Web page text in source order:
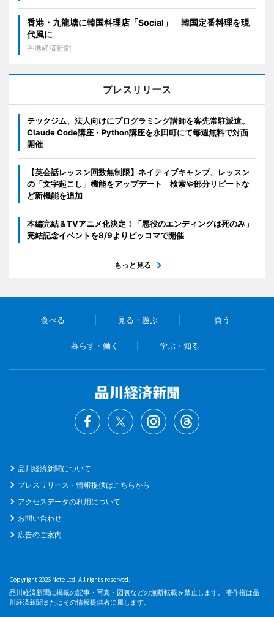
香港・九龍塘に韓国料理店「Social」 韓国定番料理を現
代風に
香港経済新聞
プレスリリース
テックジム、法人向けにプログラミング講師を客先常駐派遣。
Claude Code講座・Python講座を永田町にて毎週無料で対面
開催
【英会話レッスン回数無制限】ネイティブキャンプ、レッスン
の「文字起こし」機能をアップデート 検索や部分リピートな
ど新機能を追加
本編完結＆TVアニメ化決定！「悪役のエンディングは死のみ」
完結記念イベントを8/9よりピッコマで開催
もっと見る
食べる 見る・遊ぶ 買う
暮らす・働く 学ぶ・知る
品川経済新聞について
プレスリリース・情報提供はこちらから
アクセスデータの利用について
お問い合わせ
広告のご案内
Copyright 2026 Note Ltd. All rights reserved.
品川経済新聞に掲載の記事・写真・図表などの無断転載を禁止します。 著作権は品
川経済新聞またはその情報提供者に属します。